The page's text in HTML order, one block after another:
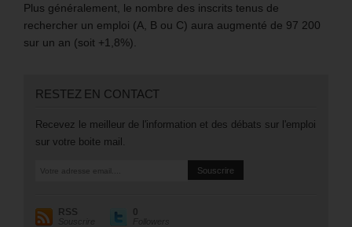
Plus généralement, le nombre des inscrits tenus de
rechercher un emploi (A, B ou C) aura augmenté de 97 200
sur un an (soit +1,8%).
RESTEZ EN CONTACT
Recevez le meilleur de l'information et des débats sur l'emploi
sur votre boite mail.
RSS
Souscrire
0
Followers